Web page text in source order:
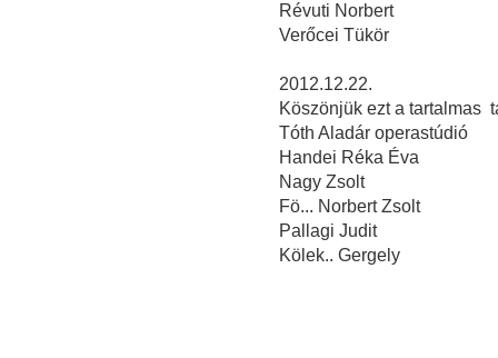
Révuti Norbert
Verőcei Tükör
2012.12.22.
Köszönjük ezt a tartalmas
Tóth Aladár operastúdió
Handei Réka Éva
Nagy Zsolt
Fö... Norbert Zsolt
Pallagi Judit
Kölek.. Gergely